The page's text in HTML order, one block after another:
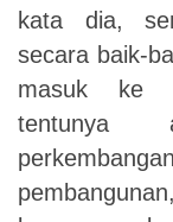
kata dia,
secara baik-
masuk ke
tentunya